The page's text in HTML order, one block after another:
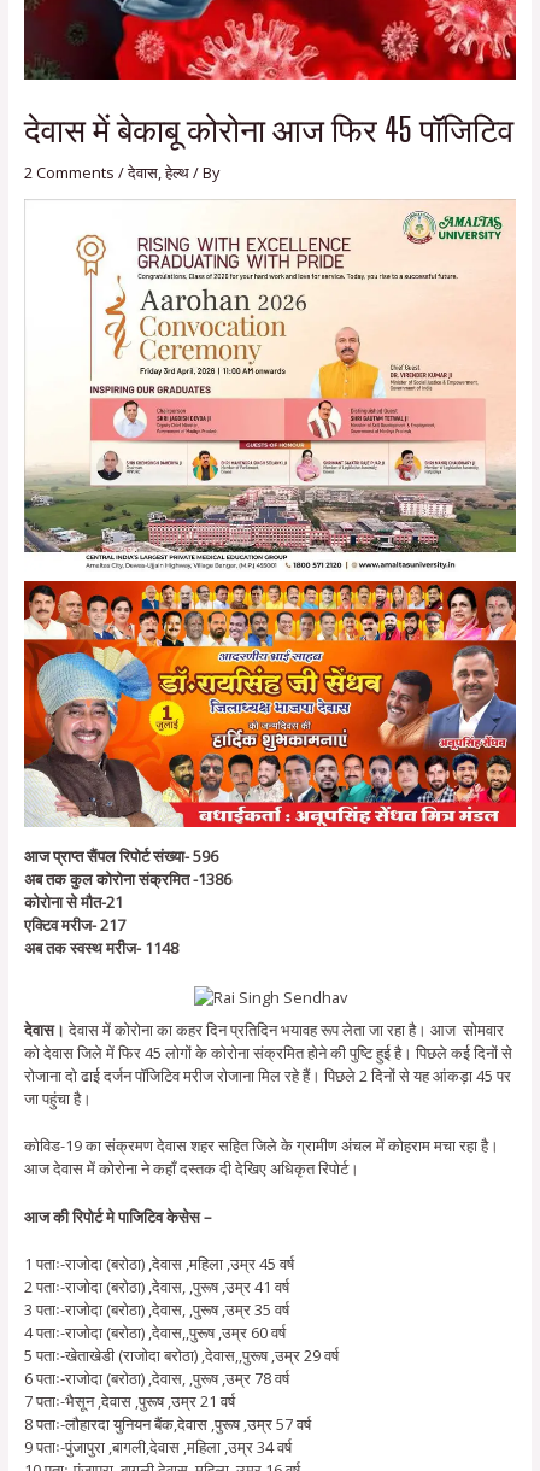
देवास में बेकाबू कोरोना आज फिर 45 पॉजिटिव
2 Comments /देवास,हेल्थ/ By
आज प्राप्त सैंपल रिपोर्ट संख्या- 596
अब तक कुल कोरोना संक्रमित -1386
कोरोना से मौत-21
एक्टिव मरीज- 217
अब तक स्वस्थ मरीज- 1148
देवास। देवास में कोरोना का कहर दिन प्रतिदिन भयावह रूप लेता जा रहा है। आज सोमवार
को देवास जिले में फिर 45 लोगों के कोरोना संक्रमित होने की पुष्टि हुई है। पिछले कई दिनों से
रोजाना दो ढाई दर्जन पॉजिटिव मरीज रोजाना मिल रहे हैं। पिछले 2 दिनों से यह आंकड़ा 45 पर
जा पहुंचा है।
कोविड-19 का संक्रमण देवास शहर सहित जिले के ग्रामीण अंचल में कोहराम मचा रहा है।
आज देवास में कोरोना ने कहाँ दस्तक दी देखिए अधिकृत रिपोर्ट।
आज की रिपोर्ट मे पाजिटिव केसेस –
1 पताः-राजोदा (बरोठा) ,देवास ,महिला ,उम्र 45 वर्ष
2 पताः-राजोदा (बरोठा) ,देवास, ,पुरूष ,उम्र 41 वर्ष
3 पताः-राजोदा (बरोठा) ,देवास, ,पुरूष ,उम्र 35 वर्ष
4 पताः-राजोदा (बरोठा) ,देवास,,पुरूष ,उम्र 60 वर्ष
5 पताः-खेताखेडी (राजोदा बरोठा) ,देवास,,पुरूष ,उम्र 29 वर्ष
6 पताः-राजोदा (बरोठा) ,देवास, ,पुरूष ,उम्र 78 वर्ष
7 पताः-भैसून ,देवास ,पुरूष ,उम्र 21 वर्ष
8 पताः-लौहारदा युनियन बैंक,देवास ,पुरूष ,उम्र 57 वर्ष
9 पताः-पुंजापुरा ,बागली,देवास ,महिला ,उम्र 34 वर्ष